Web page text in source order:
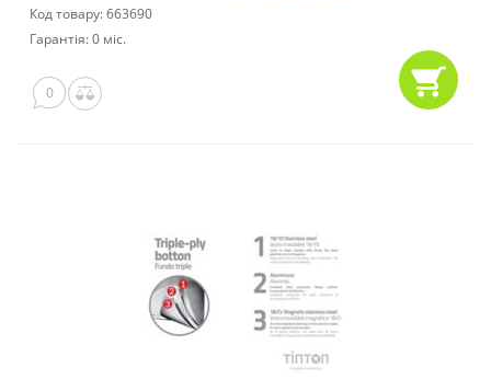
Код товару: 663690
Гарантія: 0 міс.
0